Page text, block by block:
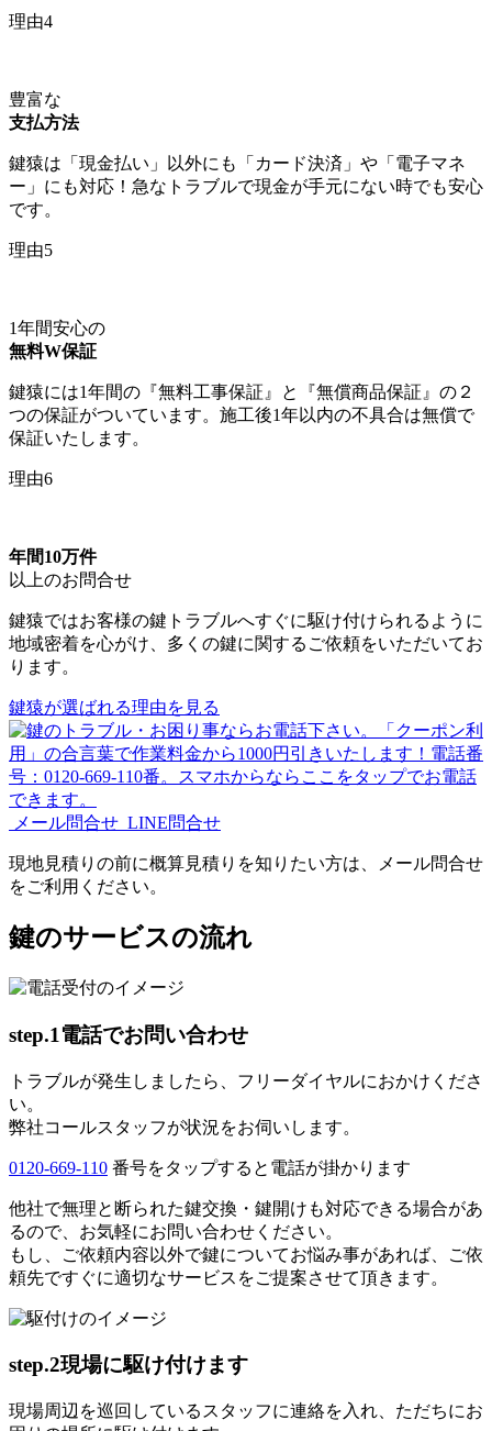
理由4
豊富な
支払方法
鍵猿は「現金払い」以外にも「カード決済」や「電子マネ
ー」にも対応！急なトラブルで現金が手元にない時でも安心
です。
理由5
1年間安心の
無料W保証
鍵猿には1年間の『無料工事保証』と『無償商品保証』の２
つの保証がついています。施工後1年以内の不具合は無償で
保証いたします。
理由6
年間10万件
以上のお問合せ
鍵猿ではお客様の鍵トラブルへすぐに駆け付けられるように
地域密着を心がけ、多くの鍵に関するご依頼をいただいてお
ります。
鍵猿が選ばれる理由を見る
メール問合せ LINE問合せ
現地見積りの前に概算見積りを知りたい方は、メール問合せ
をご利用ください。
鍵のサービスの流れ
step.1 電話でお問い合わせ
トラブルが発生しましたら、フリーダイヤルにおかけくださ
い。
弊社コールスタッフが状況をお伺いします。
0120-669-110 番号をタップすると電話が掛かります
他社で無理と断られた鍵交換・鍵開けも対応できる場合があ
るので、お気軽にお問い合わせください。
もし、ご依頼内容以外で鍵についてお悩み事があれば、ご依
頼先ですぐに適切なサービスをご提案させて頂きます。
step.2現場に駆け付けます
現場周辺を巡回しているスタッフに連絡を入れ、ただちにお